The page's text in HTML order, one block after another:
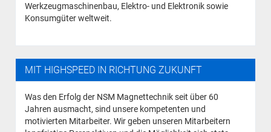
Werkzeugmaschinenbau, Elektro- und Elektronik sowie
Konsumgüter weltweit.
MIT HIGHSPEED IN RICHTUNG ZUKUNFT
Was den Erfolg der NSM Magnettechnik seit über 60
Jahren ausmacht, sind unsere kompetenten und
motivierten Mitarbeiter. Wir geben unseren Mitarbeitern